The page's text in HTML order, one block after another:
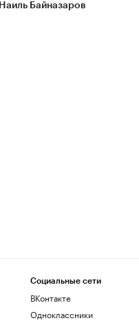
Наиль Байназаров
Социальные сети
ВКонтакте
Одноклассники